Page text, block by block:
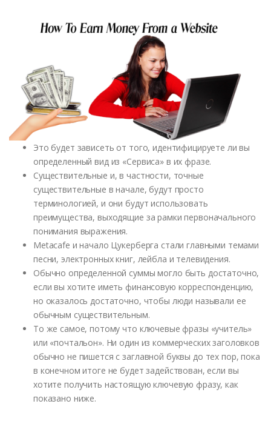
Это будет зависеть от того, идентифицируете ли вы
определенный вид из «Сервиса» в их фразе.
Существительные и, в частности, точные
существительные в начале, будут просто
терминологией, и они будут использовать
преимущества, выходящие за рамки первоначального
понимания выражения.
Metacafe и начало Цукерберга стали главными темами
песни, электронных книг, лейбла и телевидения.
Обычно определенной суммы могло быть достаточно,
если вы хотите иметь финансовую корреспонденцию,
но оказалось достаточно, чтобы люди называли ее
обычным существительным.
То же самое, потому что ключевые фразы «учитель»
или «почтальон». Ни один из коммерческих заголовков
обычно не пишется с заглавной буквы до тех пор, пока
в конечном итоге не будет задействован, если вы
хотите получить настоящую ключевую фразу, как
показано ниже.